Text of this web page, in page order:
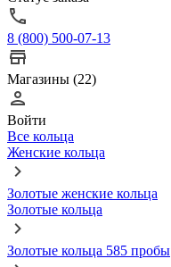
8 (800) 500-07-13
Магазины (22)
Войти
Все кольца
Женские кольца
Золотые женские кольца
Золотые кольца
Золотые кольца 585 пробы